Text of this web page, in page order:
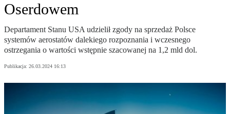
Oserdowem
Departament Stanu USA udzielił zgody na sprzedaż Polsce
systemów aerostatów dalekiego rozpoznania i wczesnego
ostrzegania o wartości wstępnie szacowanej na 1,2 mld dol.
Publikacja: 26.03.2024 16:13